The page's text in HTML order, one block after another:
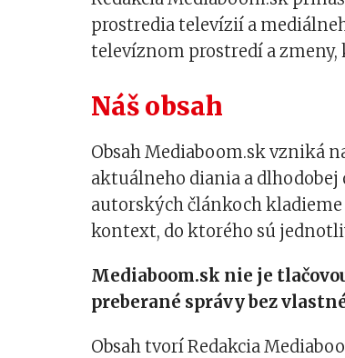
prostredia televízií a
televíznom prostredí a
Náš obsah
Obsah Mediaboom.sk vzniká
aktuálneho diania a
autorských článkoch
kontext, do ktorého sú
Mediaboom.sk nie je
preberané správy bez
Obsah tvorí Redakcia